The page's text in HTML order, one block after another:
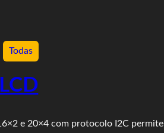
Todas
e 20×4 com protocolo I2C permite